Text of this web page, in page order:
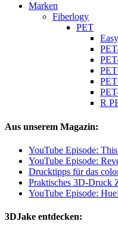
Marken
Fiberlogy
PET
R
Aus unserem Magazin:
YouTube Episode:
YouTube Episode:
Drucktipps für das
Praktisches 3D-Druck
YouTube Episode:
3DJake entdecken: